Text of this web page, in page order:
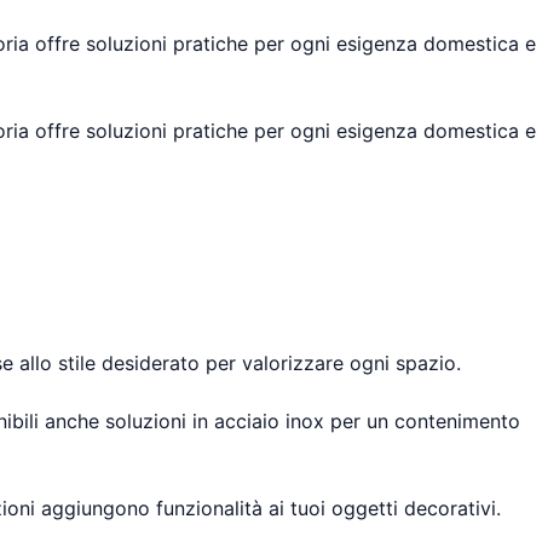
offre soluzioni pratiche per ogni esigenza domestica e
offre soluzioni pratiche per ogni esigenza domestica e
allo stile desiderato per valorizzare ogni spazio.
anche soluzioni in acciaio inox per un contenimento
aggiungono funzionalità ai tuoi oggetti decorativi.